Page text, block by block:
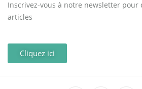
Inscrivez-vous à notre newsletter
articles
Cliquez ici